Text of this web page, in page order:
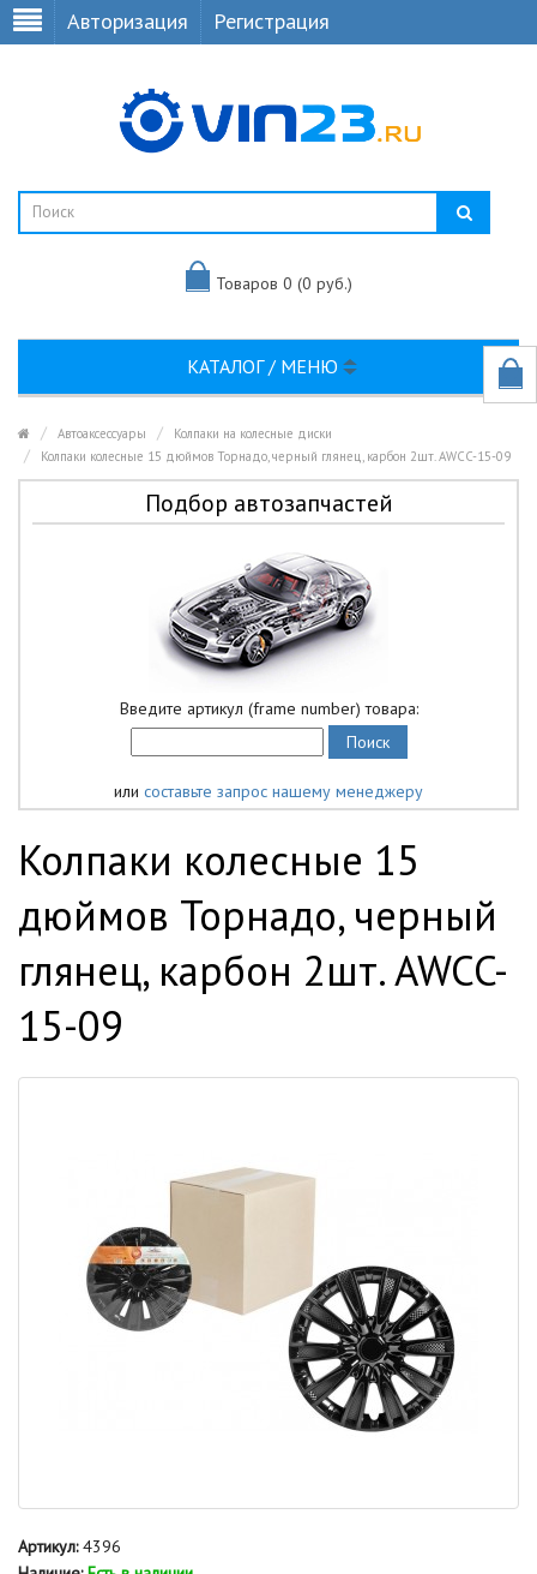
Авторизация Регистрация
Товаров 0 (0 руб.)
КАТАЛОГ / МЕНЮ
Автоаксессуары
Колпаки на колесные диски
Колпаки колесные 15 дюймов Торнадо, черный глянец, карбон 2шт. AWCC-15-09
Подбор автозапчастей
Введите артикул (frame number) товара:
или составьте запрос нашему менеджеру
Колпаки колесные 15
дюймов Торнадо, черный
глянец, карбон 2шт. AWCC-
15-09
Артикул:4396